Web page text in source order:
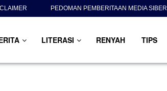
PEDOMAN PEMBERITAAN MEDIA SIBER
LITERASI RENYAH TIPS